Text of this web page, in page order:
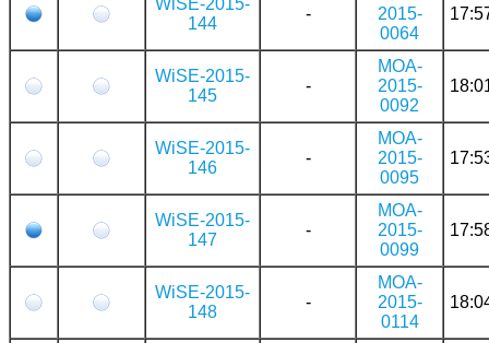
144
-
2015-
0064
WiSE-2015-
145
-
MOA-
2015-
0092
WiSE-2015-
146
-
MOA-
2015-
0095
WiSE-2015-
147
-
MOA-
2015-
0099
WiSE-2015-
148
-
MOA-
2015-
0114